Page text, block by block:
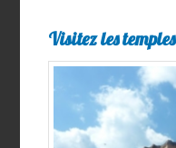
Visitez les temples